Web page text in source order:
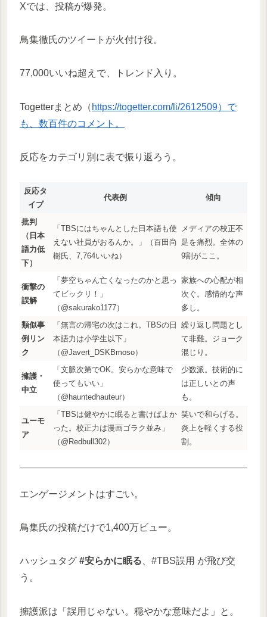
Xでは、投稿が爆発。
鳥集徹氏のツイートが火付け役。
77,000いいね超えで、トレンド入り。
Togetterまとめ（ https://togetter.com/li/2612509）で
も、数百件のコメント。
反応をカテゴリ別に表で振り返ろう。
反応タ
イプ
代表例 傾向
批判
（日本
語力低
下）
「TBSにはちゃんとした日本語も使
えない社員がおるんか。」（百田尚
樹氏、7,764いいね）
メディアの校正不
足を痛烈。全体の
9割がここ。
衝撃の
誤解
「夢空ちゃん亡くなったのかと思っ
てビックリ！」
（@sakurako1177）
家族への心配が相
次ぐ。感情的な声
多し。
類似事
例リン
ク
「無言の帰宅の次はこれ。TBSの日
本語力は小学生以下」
（@Javert_DSKBmoso）
繰り返し問題とし
て非難。ジョーク
混じり。
擁護・
中立
「文脈次第でOK。安らかな意味で
使ってもいい」
（@hauntedhauteur）
少数派。技術的に
は正しいとの声
も。
ユーモ
ア
「TBSは健やかに眠ると書けばよか
った。校正力は漫画ゴラク並み」
（@Redbull302）
笑いで和らげる。
炎上を軽くする役
割。
エンゲージメントはすごい。
鳥集氏の投稿だけで1,400万ビュー。
ハッシュタグ #安らかに眠る 、#TBS誤用 が飛び交
う。
擁護派は「誤用じゃない。穏やかな意味だよ」と。